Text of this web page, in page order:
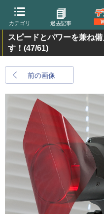
カテゴリ 過去記事
スピードとパワーを兼ね
す！ (47/61)
前の画像